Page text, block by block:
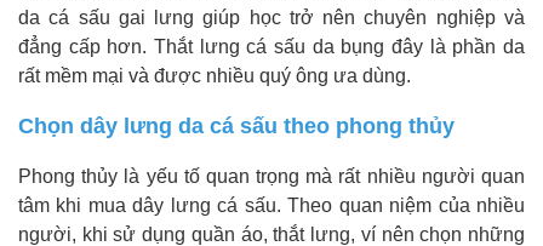
da cá sấu gai lưng giúp học trở nên chuyên nghiệp và
đẳng cấp hơn. Thắt lưng cá sấu da bụng đây là phần da
rất mềm mại và được nhiều quý ông ưa dùng.
Chọn dây lưng da cá sấu theo phong thủy
Phong thủy là yếu tố quan trọng mà rất nhiều người quan
tâm khi mua dây lưng cá sấu. Theo quan niệm của nhiều
người, khi sử dụng quần áo, thắt lưng, ví nên chọn những